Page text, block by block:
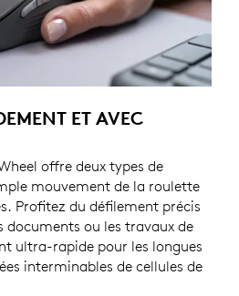
ET AVEC
offre deux types de
mouvement de la roulette
Profitez du défilement précis
documents ou les travaux de
ultra-rapide pour les longues
interminables de cellules de